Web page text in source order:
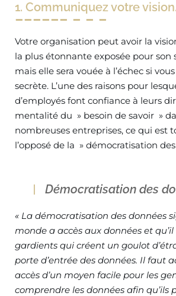
1. Communiquez votre vision.
Votre organisation peut avoir la
la plus étonnante exposée pour son
mais elle sera vouée à l’échec si
secrète. L’une des raisons pour
d’employés font confiance à leurs
mentalité du » besoin de savoir »
nombreuses entreprises, ce qui est
l’opposé de la » démocratisation
Démocratisation des
« La démocratisation des données
monde a accès aux données et qu’il
gardients qui créent un goulot
porte d’entrée des données. Il faut
accès d’un moyen facile pour les
comprendre les données afin qu’ils